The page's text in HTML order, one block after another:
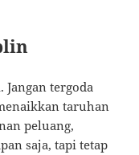
tergoda
taruhan
peluang,
saja, tapi tetap